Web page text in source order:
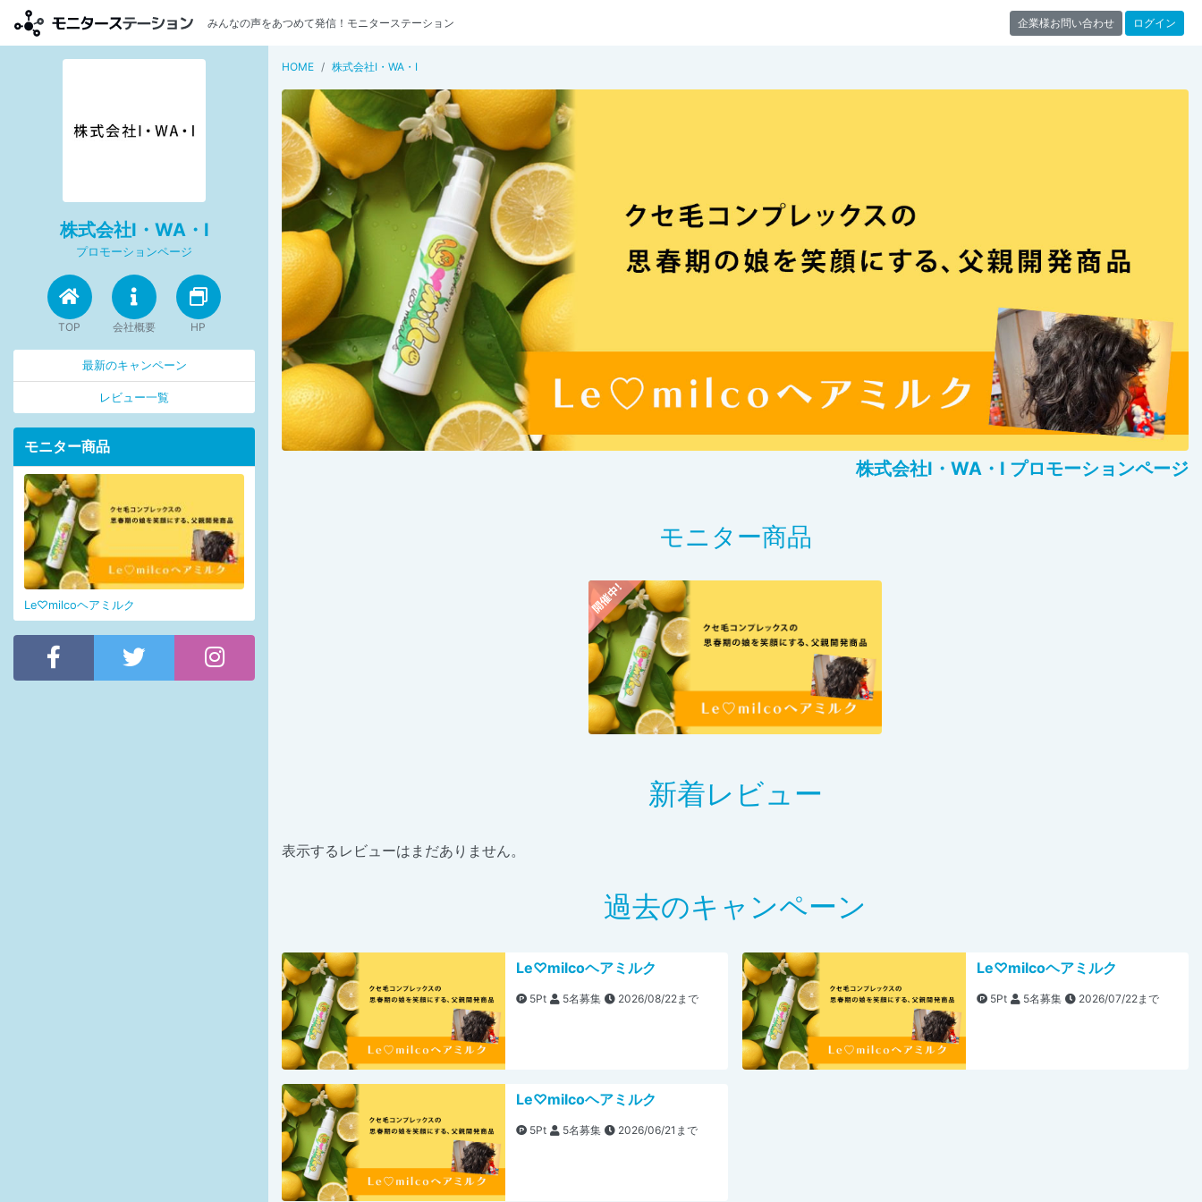
みんなの声をあつめて発信！モニターステーション 企業様お問い合わせ ログイン
HOME 株式会社I・WA・I
株式会社I・WA・I プロモーションページ
モニター商品
新着レビュー
表示するレビューはまだありません。
過去のキャンペーン
Le♡milcoヘアミルク
5Pt 5名募集 2026/08/22まで
Le♡milcoヘアミルク
5Pt 5名募集 2026/07/22まで
Le♡milcoヘアミルク
5Pt 5名募集 2026/06/21まで
株式会社I・WA・I
プロモーションページ
TOP 会社概要 HP
最新のキャンペーン
レビュー一覧
モニター商品
Le♡milcoヘアミルク